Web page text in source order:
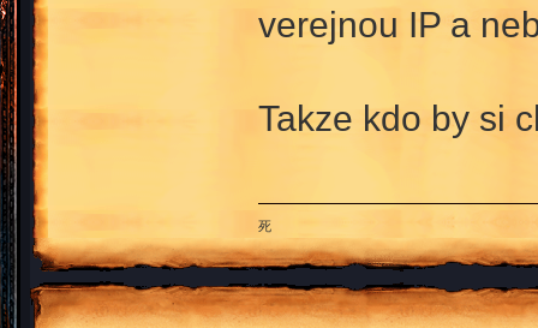
verejnou IP a
Takze kdo by si
死